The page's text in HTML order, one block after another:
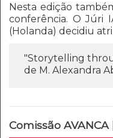
Nesta edição
conferência. O Júri
(Holanda) decidiu
"Storytelling
de M. Alexandra
Comissão AVANCA